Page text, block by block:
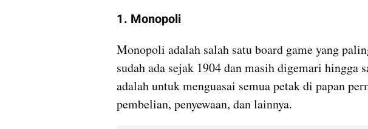
1. Monopoli
Monopoli adalah salah satu board game yang
sudah ada sejak 1904 dan masih digemari hingga
adalah untuk menguasai semua petak di papan
pembelian, penyewaan, dan lainnya.